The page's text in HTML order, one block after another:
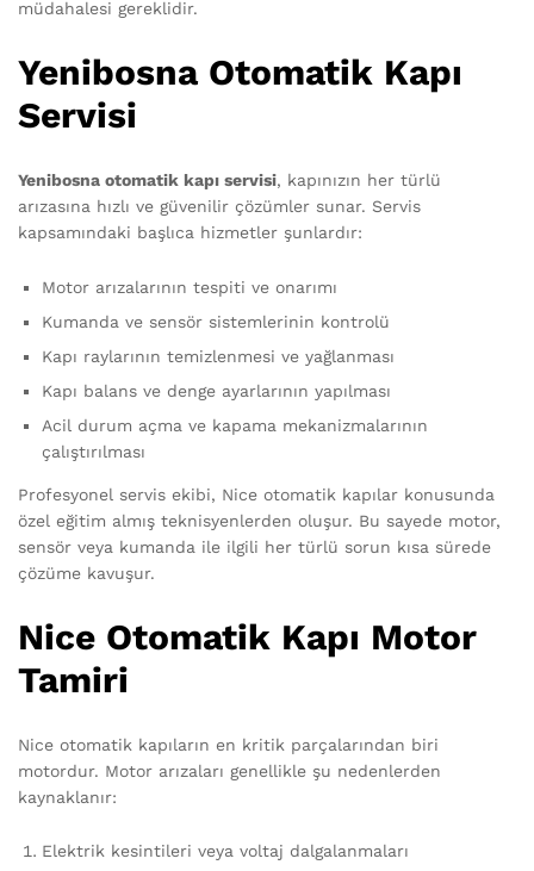
müdahalesi gereklidir.
Yenibosna Otomatik Kapı
Servisi
Yenibosna otomatik kapı servisi, kapınızın her türlü
arızasına hızlı ve güvenilir çözümler sunar. Servis
kapsamındaki başlıca hizmetler şunlardır:
Motor arızalarının tespiti ve onarımı
Kumanda ve sensör sistemlerinin kontrolü
Kapı raylarının temizlenmesi ve yağlanması
Kapı balans ve denge ayarlarının yapılması
Acil durum açma ve kapama mekanizmalarının
çalıştırılması
Profesyonel servis ekibi, Nice otomatik kapılar konusunda
özel eğitim almış teknisyenlerden oluşur. Bu sayede motor,
sensör veya kumanda ile ilgili her türlü sorun kısa sürede
çözüme kavuşur.
Nice Otomatik Kapı Motor
Tamiri
Nice otomatik kapıların en kritik parçalarından biri
motordur. Motor arızaları genellikle şu nedenlerden
kaynaklanır:
Elektrik kesintileri veya voltaj dalgalanmaları